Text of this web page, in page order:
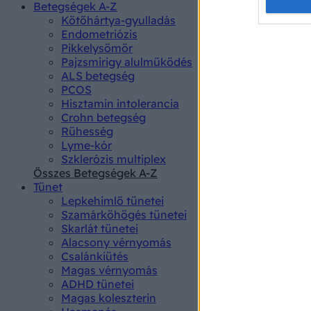
Betegségek A-Z
Kötőhártya-gyulladás
Endometriózis
Pikkelysömör
Pajzsmirigy alulműködés
ALS betegség
PCOS
Hisztamin intolerancia
Crohn betegség
Rühesség
Lyme-kór
Szklerózis multiplex
Összes Betegségek A-Z
Tünet
Lepkehimlő tünetei
Szamárköhögés tünetei
Skarlát tünetei
Alacsony vérnyomás
Csalánkiütés
Magas vérnyomás
ADHD tünetei
Magas koleszterin